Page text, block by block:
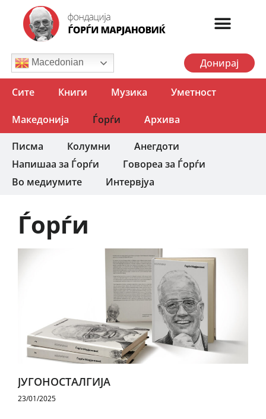
Macedonian Донирај
Сите Книги Музика Уметност
Македонија Ѓорѓи Архива
Писма Колумни
Анегдоти
Напишаа за Ѓорѓи
Говореа за Ѓорѓи
Во медиумите
Интервјуа
Ѓорѓи
ЈУ­ГО­НОС­ТАЛ­ГИ­ЈА
23/01/2025